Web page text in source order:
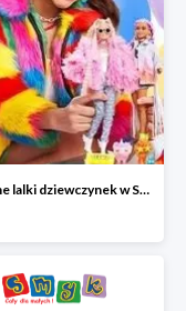
Ulubione lalki dziewczynek w Smyku do -45%